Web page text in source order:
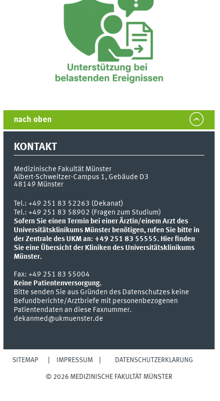
nach oben
KONTAKT
Medizinische Fakultät Münster
Albert-Schweitzer-Campus 1, Gebäude D3
48149 Münster
Tel.:+49 251 83 52263 (Dekanat)
Tel.: +49 251 83 58902 (Fragen zum Studium)
Sofern Sie einen Termin bei einer Ärztin/einem Arzt des
Universitätsklinikums Münster benötigen, rufen Sie bitte in
der Zentrale des UKM an: +49 251 83 55555. Hier finden
Sie eine Übersicht der Kliniken des Universitätsklinikums
Münster.
Fax:+49 251 83 55004
Keine Patientenversorgung.
Bitte senden Sie aus Gründen des Datenschutzes keine
Befundberichte/Arztbriefe mit personenbezogenen
Patientendaten an diese Faxnummer.
dekanmed@ukmuenster.de
SITEMAP IMPRESSUM DATENSCHUTZERKLÄRUNG
© 2026 MEDIZINISCHE FAKULTÄT MÜNSTER